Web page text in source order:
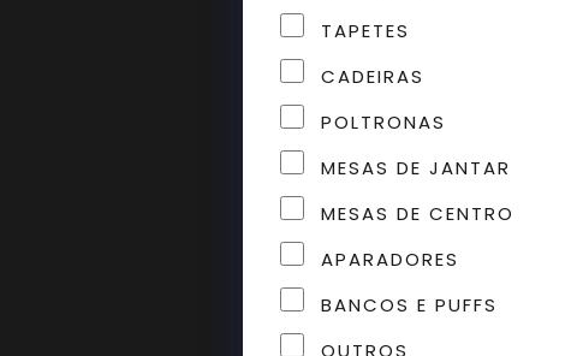
TAPETES
CADEIRAS
POLTRONAS
MESAS DE JANTAR
MESAS DE CENTRO
APARADORES
BANCOS E PUFFS
OUTROS